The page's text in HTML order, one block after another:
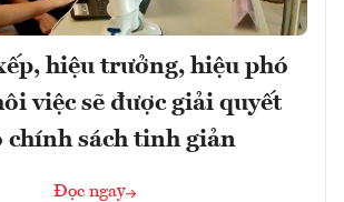
hiệu trưởng, hiệu phó
việc sẽ được giải quyết
chính sách tinh giản
Đọc ngay